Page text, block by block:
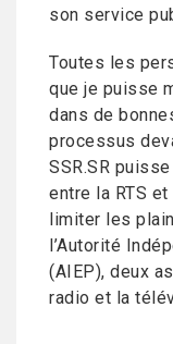
son service
Toutes les
que je puisse
dans de
processus
SSR.SR
entre la RTS
limiter les
l’Autorité
(AIEP), deux
radio et la